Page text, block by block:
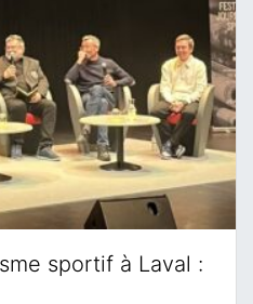
sportif à Laval :